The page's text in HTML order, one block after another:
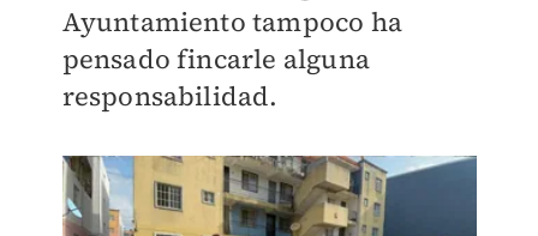
Ayuntamiento tampoco ha
pensado fincarle alguna
responsabilidad.